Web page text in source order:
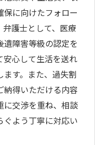
に向けたフォロー
護士として、医療
障害等級の認定を
安心して生活を送れ
す。また、過失割
納得いただける内容
に交渉を重ね、相談
ぐよう丁寧に対応い